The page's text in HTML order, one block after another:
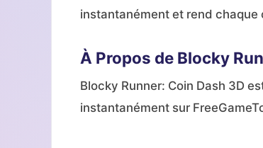
instantanément et rend
À Propos de Blocky
Blocky Runner: Coin Dash 3D
instantanément sur